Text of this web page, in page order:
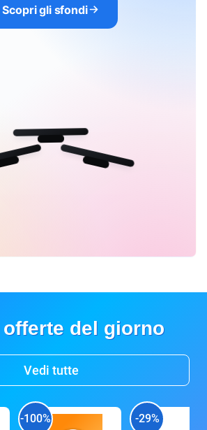
Scopri gli sfondi
del giorno
Vedi tutte
-100% -29%